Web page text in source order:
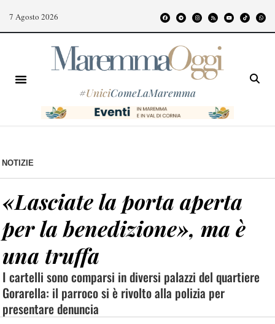
7 Agosto 2026
#UniciComeLaMaremma
NOTIZIE
«Lasciate la porta aperta
per la benedizione», ma è
una truffa
I cartelli sono comparsi in diversi palazzi del quartiere
Gorarella: il parroco si è rivolto alla polizia per
presentare denuncia